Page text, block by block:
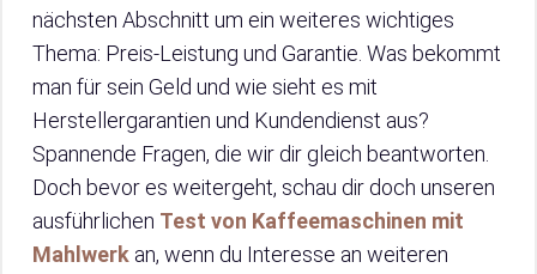
nächsten Abschnitt um ein weiteres wichtiges
Thema: Preis-Leistung und Garantie. Was bekommt
man für sein Geld und wie sieht es mit
Herstellergarantien und Kundendienst aus?
Spannende Fragen, die wir dir gleich beantworten.
Doch bevor es weitergeht, schau dir doch unseren
ausführlichen Test von Kaffeemaschinen mit
Mahlwerk an, wenn du Interesse an weiteren